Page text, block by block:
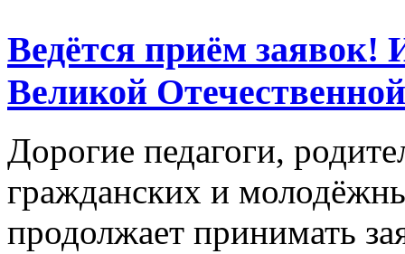
Ведётся приём заявок!
Великой
Дорогие педагоги,
гражданских и
продолжает принимать